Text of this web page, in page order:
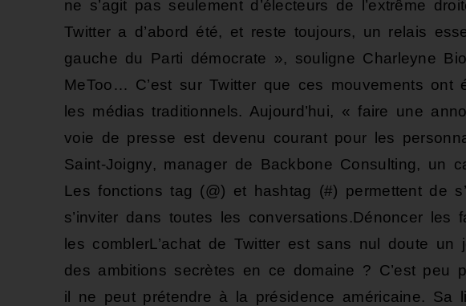
ne s’agit pas seulement d’électeurs de l’extrême
Twitter a d’abord été, et reste toujours, un relais
gauche du Parti démocrate », souligne Charleyne
MeToo… C’est sur Twitter que ces mouvements ont
les médias traditionnels. Aujourd’hui, « faire une
voie de presse est devenu courant pour les
Saint-Joigny, manager de Backbone Consulting, un
Les fonctions tag (@) et hashtag (#) permettent de
s’inviter dans toutes les conversations.Dénoncer les
les comblerL’achat de Twitter est sans nul doute un
des ambitions secrètes en ce domaine ? C’est peu
il ne peut prétendre à la présidence américaine. Sa